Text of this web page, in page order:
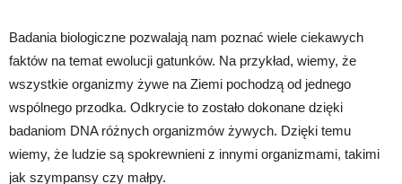
Badania biologiczne pozwalają nam poznać wiele ciekawych
faktów na temat ewolucji gatunków. Na przykład, wiemy, że
wszystkie organizmy żywe na Ziemi pochodzą od jednego
wspólnego przodka. Odkrycie to zostało dokonane dzięki
badaniom DNA różnych organizmów żywych. Dzięki temu
wiemy, że ludzie są spokrewnieni z innymi organizmami, takimi
jak szympansy czy małpy.